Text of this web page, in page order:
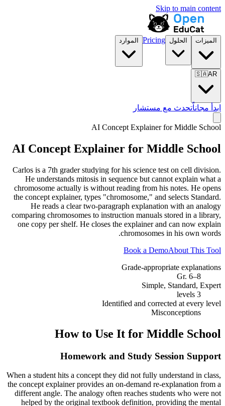
Skip to main content
الميزات الحلول Pricing الموارد
🇸🇦AR
ابدأ مجاناًتحدث مع مستشار
AI Concept Explainer forMiddle School
AI Concept Explainer for Middle School
Carlos is a 7th grader studying for his science test on cell division.
He understands mitosis in sequence but cannot explain what a
chromosome actually is without reading from his notes. He opens
the concept explainer, types "chromosome," and selects Standard.
He reads a clear two-paragraph explanation with an analogy
comparing chromosomes to instruction manuals stored in a library,
one copy per shelf. He closes the explainer and can now explain
chromosomes in his own words.
Book a DemoAbout This Tool
Grade-appropriate explanations
Gr. 6–8
Simple, Standard, Expert
3 levels
Identified and corrected at every level
Misconceptions
How to Use It for Middle School
Homework and Study Session Support
When a student hits a concept they did not fully understand in class,
the concept explainer provides an on-demand re-explanation from a
different angle. The analogy often reaches students who were not
helped by the original textbook definition, providing the mental